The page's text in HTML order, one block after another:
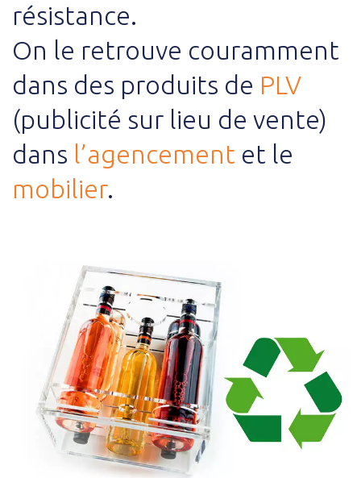
résistance.
On le retrouve couramment
dans des produits de PLV
(publicité sur lieu de vente)
dans l’agencement et le
mobilier.